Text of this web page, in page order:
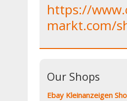
https://
markt.com/
Our Shops
Ebay Kleinanzeigen